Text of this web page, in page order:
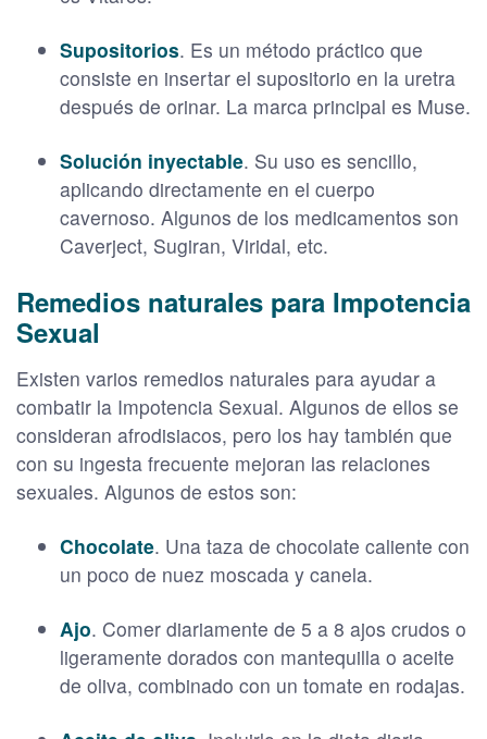
Supositorios. Es un método práctico que
consiste en insertar el supositorio en la uretra
después de orinar. La marca principal es Muse.
Solución inyectable. Su uso es sencillo,
aplicando directamente en el cuerpo
cavernoso. Algunos de los medicamentos son
Caverject, Sugiran, Viridal, etc.
Remedios naturales para Impotencia
Sexual
Existen varios remedios naturales para ayudar a
combatir la Impotencia Sexual. Algunos de ellos se
consideran afrodisiacos, pero los hay también que
con su ingesta frecuente mejoran las relaciones
sexuales. Algunos de estos son:
Chocolate. Una taza de chocolate caliente con
un poco de nuez moscada y canela.
Ajo. Comer diariamente de 5 a 8 ajos crudos o
ligeramente dorados con mantequilla o aceite
de oliva, combinado con un tomate en rodajas.